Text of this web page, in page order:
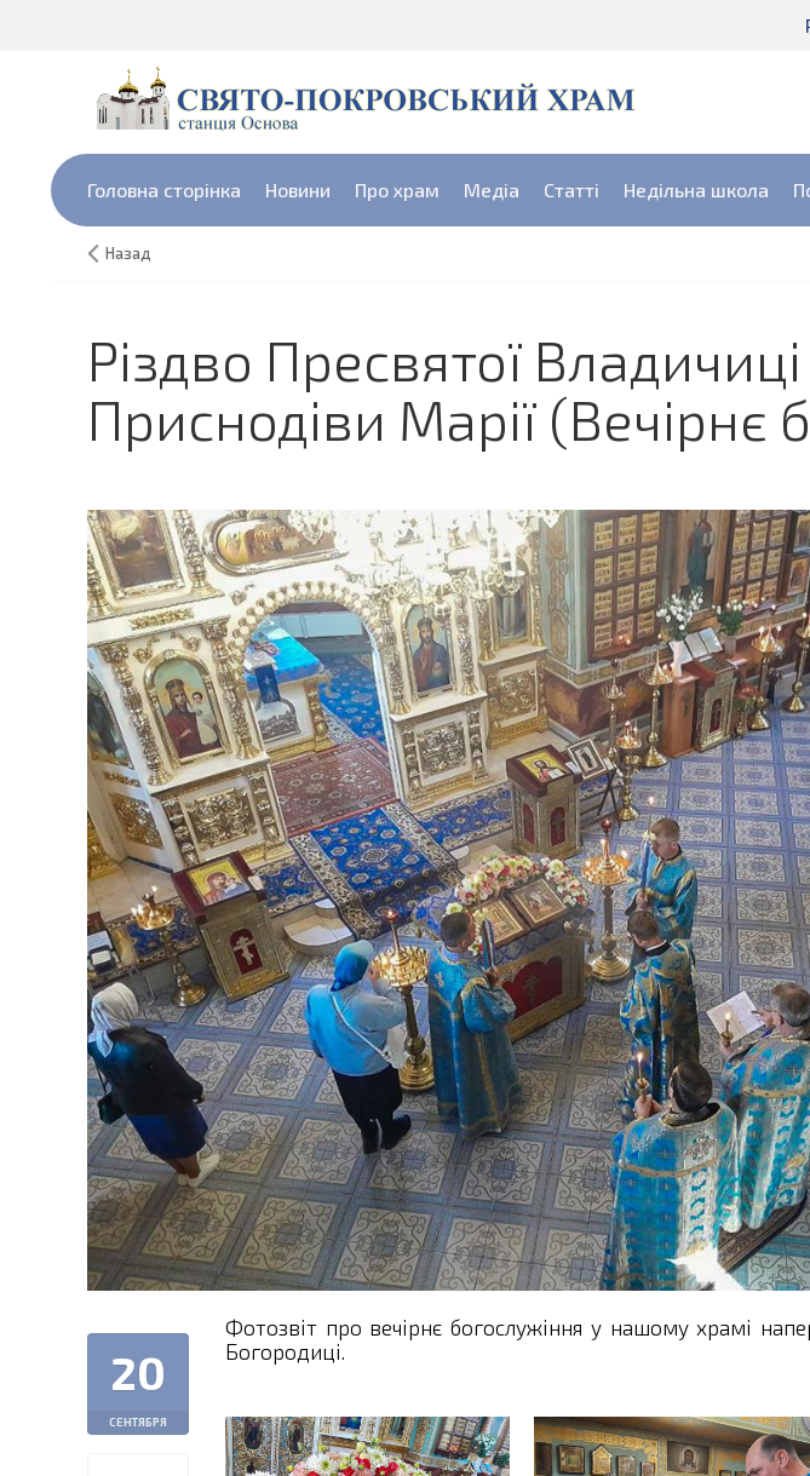
Головна сторінка Новини Про храм Медіа Статті Недільна школа
Назад
Різдво Пресвятої
Приснодіви Марії
20
СЕНТЯБРЯ
Фотозвіт про вечірнє богослужіння у нашому храмі
Богородиці.